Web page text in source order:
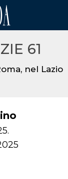
61
nel Lazio